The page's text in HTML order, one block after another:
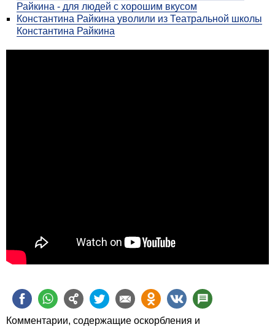
Райкина - для людей с хорошим вкусом
Константина Райкина уволили из Театральной школы
Константина Райкина
Комментарии, содержащие оскорбления и